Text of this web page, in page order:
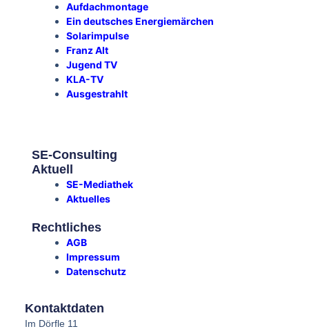
Aufdachmontage
Ein deutsches Energiemärchen
Solarimpulse
Franz Alt
Jugend TV
KLA-TV
Ausgestrahlt
SE-Consulting
Aktuell
SE-Mediathek
Aktuelles
Rechtliches
AGB
Impressum
Datenschutz
Kontaktdaten
Im Dörfle 11